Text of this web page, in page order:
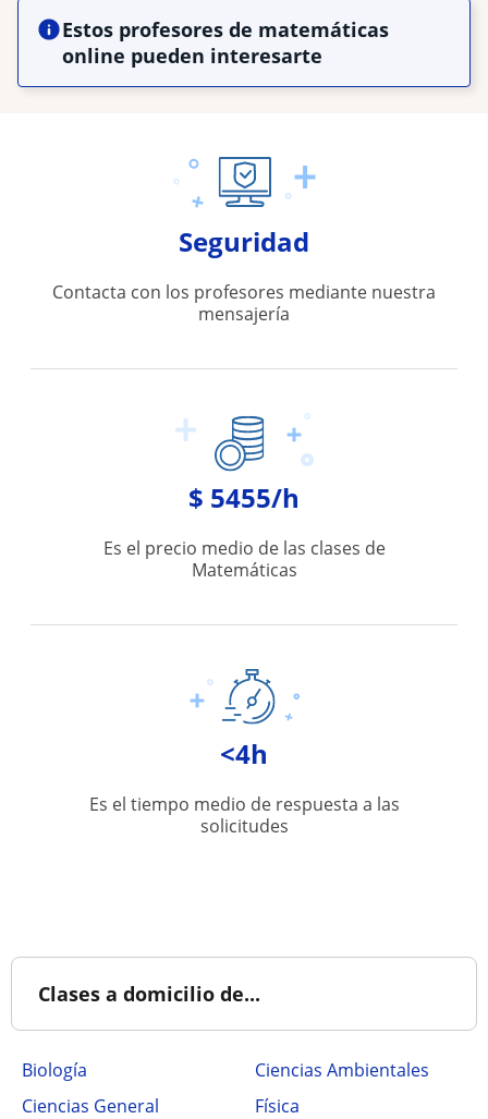
Estos profesores de matemáticas
online pueden interesarte
Seguridad
Contacta con los profesores mediante nuestra
mensajería
$ 5455/h
Es el precio medio de las clases de
Matemáticas
<4h
Es el tiempo medio de respuesta a las
solicitudes
Clases a domicilio de...
Biología
Ciencias Ambientales
Ciencias General
Física